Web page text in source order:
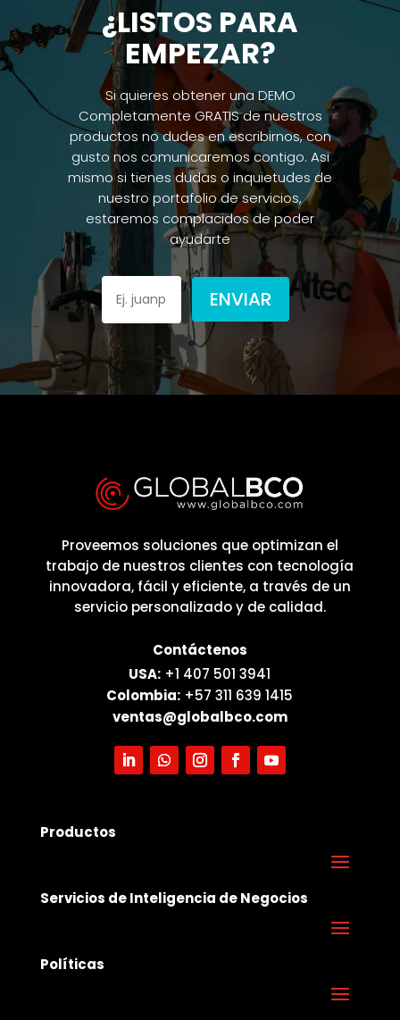
¿LISTOS PARA
EMPEZAR?
Si quieres obtener una DEMO
Completamente GRATIS de nuestros
productos no dudes en escribirnos, con
gusto nos comunicaremos contigo. Asi
mismo si tienes dudas o inquietudes de
nuestro portafolio de servicios,
estaremos complacidos de poder
ayudarte
Please
leave
this
field
empty.
ENVIAR
Proveemos soluciones que optimizan el
trabajo de nuestros clientes con tecnología
innovadora, fácil y eficiente, a través de un
servicio personalizado y de calidad.
Contáctenos
USA: +1 407 501 3941
Colombia: +57 311 639 1415
ventas@globalbco.com
Productos
Servicios de Inteligencia de Negocios
Políticas